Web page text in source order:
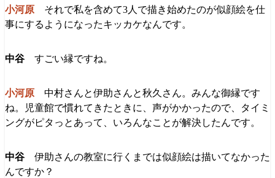
それで私を含めて3人で描き始めたのが似顔絵を仕
事にするようになったキッカケなんです。
すごい縁ですね。
中村さんと伊助さんと秋久さん。みんな御縁です
ね。児童館で慣れてきたときに、声がかかったので、タイミ
ングがピタっとあって、いろんなことが解決したんです。
伊助さんの教室に行くまでは似顔絵は描いてなかった
んですか？